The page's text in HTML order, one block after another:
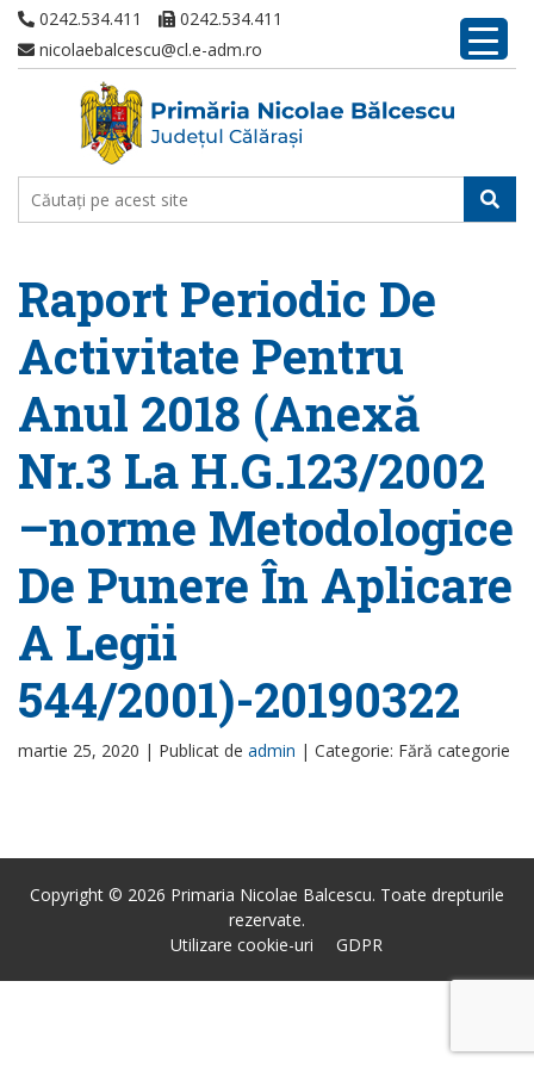
0242.534.411
0242.534.411
nicolaebalcescu@cl.e-adm.ro
Raport Periodic De
Activitate Pentru
Anul 2018 (Anexă
Nr.3 La H.G.123/2002
–norme Metodologice
De Punere În Aplicare
A Legii
544/2001)-20190322
martie 25, 2020 | Publicat de admin | Categorie: Fără categorie
Copyright © 2026 Primaria Nicolae Balcescu. Toate drepturile
rezervate.
Utilizare cookie-uri
GDPR